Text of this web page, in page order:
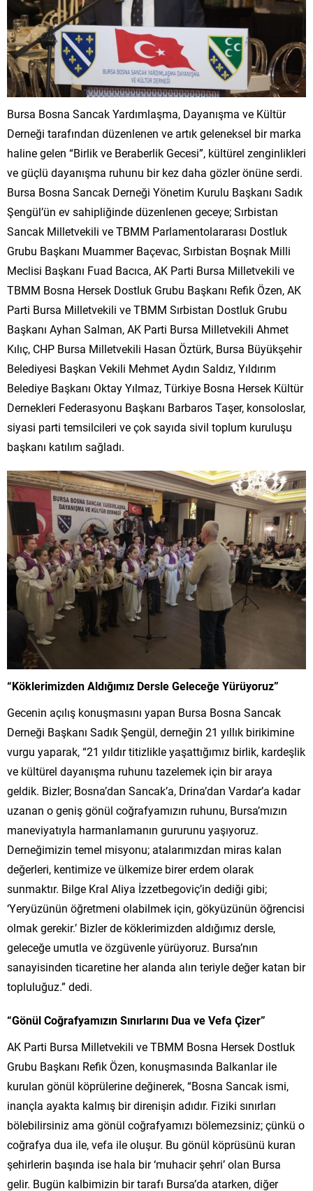
Bursa Bosna Sancak Yardımlaşma, Dayanışma ve Kültür
Derneği tarafından düzenlenen ve artık geleneksel bir marka
haline gelen “Birlik ve Beraberlik Gecesi”, kültürel zenginlikleri
ve güçlü dayanışma ruhunu bir kez daha gözler önüne serdi.
Bursa Bosna Sancak Derneği Yönetim Kurulu Başkanı Sadık
Şengül’ün ev sahipliğinde düzenlenen geceye; Sırbistan
Sancak Milletvekili ve TBMM Parlamentolararası Dostluk
Grubu Başkanı Muammer Baçevac, Sırbistan Boşnak Milli
Meclisi Başkanı Fuad Bacıca, AK Parti Bursa Milletvekili ve
TBMM Bosna Hersek Dostluk Grubu Başkanı Refik Özen, AK
Parti Bursa Milletvekili ve TBMM Sırbistan Dostluk Grubu
Başkanı Ayhan Salman, AK Parti Bursa Milletvekili Ahmet
Kılıç, CHP Bursa Milletvekili Hasan Öztürk, Bursa Büyükşehir
Belediyesi Başkan Vekili Mehmet Aydın Saldız, Yıldırım
Belediye Başkanı Oktay Yılmaz, Türkiye Bosna Hersek Kültür
Dernekleri Federasyonu Başkanı Barbaros Taşer, konsoloslar,
siyasi parti temsilcileri ve çok sayıda sivil toplum kuruluşu
başkanı katılım sağladı.
“Köklerimizden Aldığımız Dersle Geleceğe Yürüyoruz”
Gecenin açılış konuşmasını yapan Bursa Bosna Sancak
Derneği Başkanı Sadık Şengül, derneğin 21 yıllık birikimine
vurgu yaparak, “21 yıldır titizlikle yaşattığımız birlik, kardeşlik
ve kültürel dayanışma ruhunu tazelemek için bir araya
geldik. Bizler; Bosna’dan Sancak’a, Drina’dan Vardar’a kadar
uzanan o geniş gönül coğrafyamızın ruhunu, Bursa’mızın
maneviyatıyla harmanlamanın gururunu yaşıyoruz.
Derneğimizin temel misyonu; atalarımızdan miras kalan
değerleri, kentimize ve ülkemize birer erdem olarak
sunmaktır. Bilge Kral Aliya İzzetbegoviç’in dediği gibi;
‘Yeryüzünün öğretmeni olabilmek için, gökyüzünün öğrencisi
olmak gerekir.’ Bizler de köklerimizden aldığımız dersle,
geleceğe umutla ve özgüvenle yürüyoruz. Bursa’nın
sanayisinden ticaretine her alanda alın teriyle değer katan bir
topluluğuz.” dedi.
“Gönül Coğrafyamızın Sınırlarını Dua ve Vefa Çizer”
AK Parti Bursa Milletvekili ve TBMM Bosna Hersek Dostluk
Grubu Başkanı Refik Özen, konuşmasında Balkanlar ile
kurulan gönül köprülerine değinerek, “Bosna Sancak ismi,
inançla ayakta kalmış bir direnişin adıdır. Fiziki sınırları
bölebilirsiniz ama gönül coğrafyamızı bölemezsiniz; çünkü o
coğrafya dua ile, vefa ile oluşur. Bu gönül köprüsünü kuran
şehirlerin başında ise hala bir ‘muhacir şehri’ olan Bursa
gelir. Bugün kalbimizin bir tarafı Bursa’da atarken, diğer